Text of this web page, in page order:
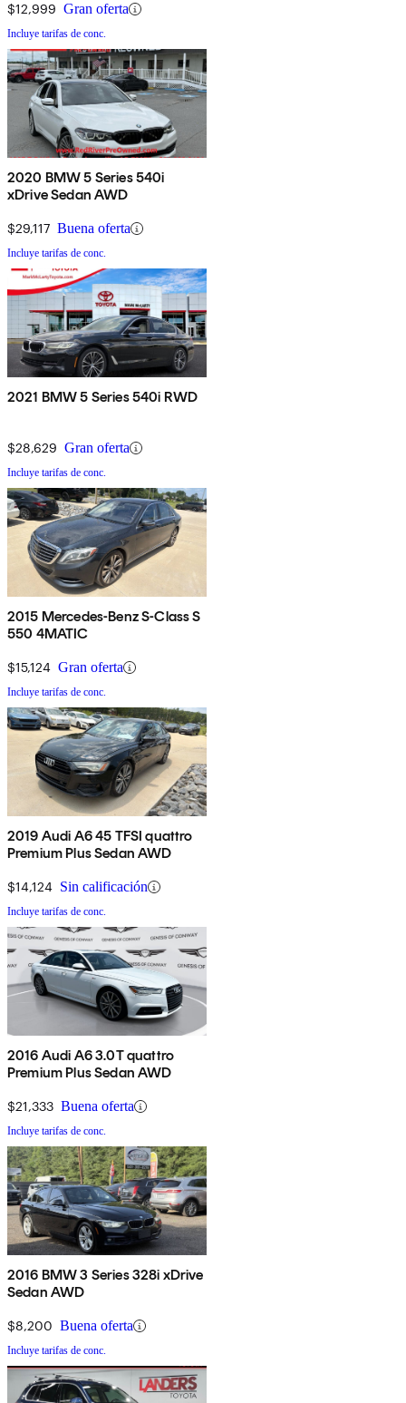
$12,999 Gran oferta
Incluye tarifas de conc.
2020 BMW 5 Series 540i
xDrive Sedan AWD
$29,117 Buena oferta
Incluye tarifas de conc.
2021 BMW 5 Series 540i RWD
$28,629 Gran oferta
Incluye tarifas de conc.
2015 Mercedes-Benz S-Class S
550 4MATIC
$15,124 Gran oferta
Incluye tarifas de conc.
2019 Audi A6 45 TFSI quattro
Premium Plus Sedan AWD
$14,124 Sin calificación
Incluye tarifas de conc.
2016 Audi A6 3.0T quattro
Premium Plus Sedan AWD
$21,333 Buena oferta
Incluye tarifas de conc.
2016 BMW 3 Series 328i xDrive
Sedan AWD
$8,200 Buena oferta
Incluye tarifas de conc.